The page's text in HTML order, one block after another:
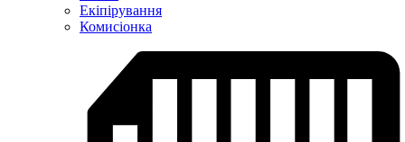
Екіпірування
Комисіонка